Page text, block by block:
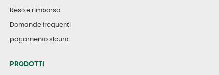
Reso e rimborso
Domande frequenti
pagamento sicuro
PRODOTTI